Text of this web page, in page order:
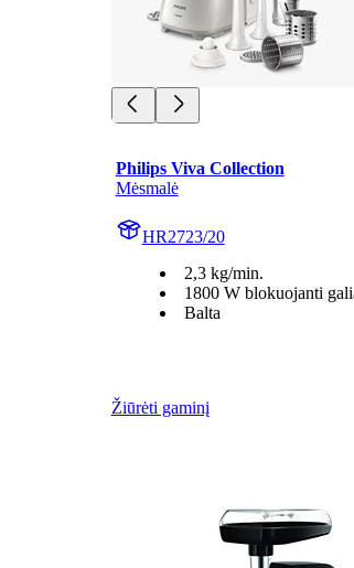
Philips Viva Collection
Mėsmalė
HR2723/20
2,3 kg/min.
1800 W blokuojanti
Balta
Žiūrėti gaminį